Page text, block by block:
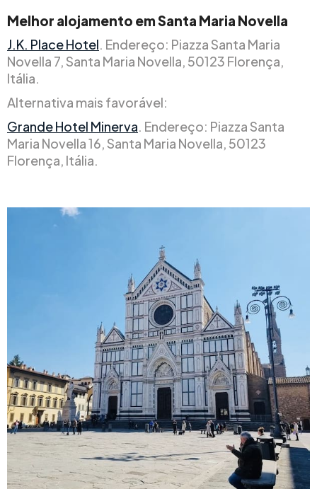
Melhor alojamento em Santa Maria Novella
J.K. Place Hotel. Endereço: Piazza Santa Maria
Novella 7, Santa Maria Novella, 50123 Florença,
Itália.
Alternativa mais favorável:
Grande Hotel Minerva. Endereço: Piazza Santa
Maria Novella 16, Santa Maria Novella, 50123
Florença, Itália.